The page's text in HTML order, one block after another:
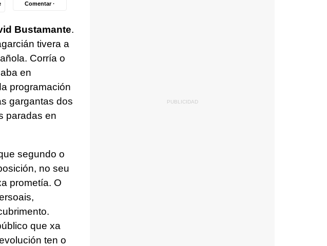
Comentar ·
Bustamante.
tivera a
Corría o
en
programación
gargantas dos
paradas en
segundo o
no seu
prometía. O
que xa
ten o